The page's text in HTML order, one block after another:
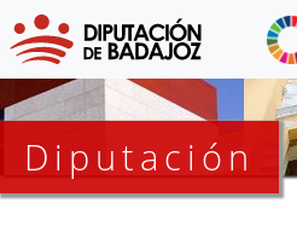
Diputación